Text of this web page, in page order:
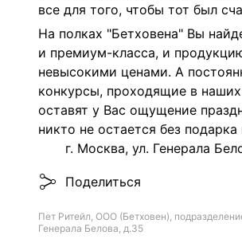
все для того, чтобы тот был
На полках "Бетховена" Вы
и премиум-класса, и
невысокими ценами. А
конкурсы, проходящие в наших
оставят у Вас ощущение
никто не остается без
г. Москва, ул. Генерала
Поделиться
Пет Ритейл, ООО (Бетховен),
Генерала Белова, д.35